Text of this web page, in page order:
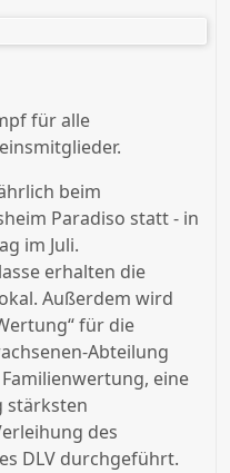
für alle
beim
Paradiso statt - in
im Juli.
erhalten die
Außerdem wird
für die
Abteilung
eine
stärksten
des
DLV durchgeführt.